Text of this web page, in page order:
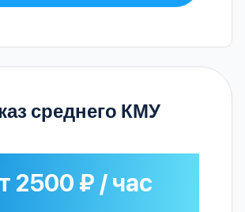
среднего КМУ
2500 ₽ / час